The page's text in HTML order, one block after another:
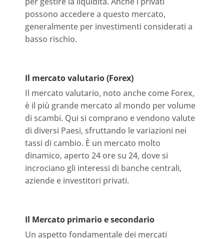
possono accedere a questo mercato,
generalmente per investimenti considerati a
basso rischio.
Il mercato valutario (Forex)
Il mercato valutario, noto anche come Forex,
è il più grande mercato al mondo per volume
di scambi. Qui si comprano e vendono valute
di diversi Paesi, sfruttando le variazioni nei
tassi di cambio. È un mercato molto
dinamico, aperto 24 ore su 24, dove si
incrociano gli interessi di banche centrali,
aziende e investitori privati.
Il Mercato primario e secondario
Un aspetto fondamentale dei mercati